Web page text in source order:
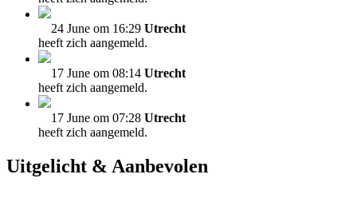
24 June om 16:29 Utrecht
heeft zich aangemeld.
17 June om 08:14 Utrecht
heeft zich aangemeld.
17 June om 07:28 Utrecht
heeft zich aangemeld.
Uitgelicht & Aanbevolen